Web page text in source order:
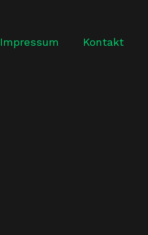
Impressum Kontakt